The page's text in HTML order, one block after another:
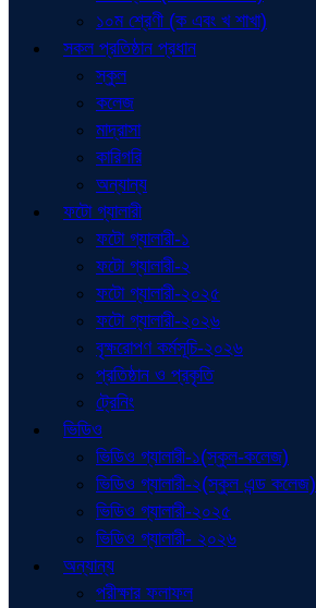
১০ম শ্রেণী (ক এবং খ শাখা)
সকল প্রতিষ্ঠান প্রধান
স্কুল
কলেজ
মাদ্রাসা
কারিগরি
অন্যান্য
ফটো গ্যালারী
ফটো গ্যালারী-১
ফটো গ্যালারী-২
ফটো গ্যালারী-২০২৫
ফটো গ্যালারী-২০২৬
বৃক্ষরোপণ কর্মসূচি-২০২৬
প্রতিষ্ঠান ও প্রকৃতি
ট্রেনিং
ভিডিও
ভিডিও গ্যালারী-১(স্কুল-কলেজ)
ভিডিও গ্যালারী-২(স্কুল এন্ড কলেজ)
ভিডিও গ্যালারী-২০২৫
ভিডিও গ্যালারী- ২০২৬
অন্যান্য
পরীক্ষার ফলাফল